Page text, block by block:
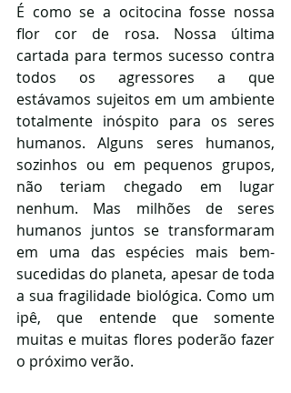
É como se a ocitocina fosse nossa
flor cor de rosa. Nossa última
cartada para termos sucesso contra
todos os agressores a que
estávamos sujeitos em um ambiente
totalmente inóspito para os seres
humanos. Alguns seres humanos,
sozinhos ou em pequenos grupos,
não teriam chegado em lugar
nenhum. Mas milhões de seres
humanos juntos se transformaram
em uma das espécies mais bem-
sucedidas do planeta, apesar de toda
a sua fragilidade biológica. Como um
ipê, que entende que somente
muitas e muitas flores poderão fazer
o próximo verão.